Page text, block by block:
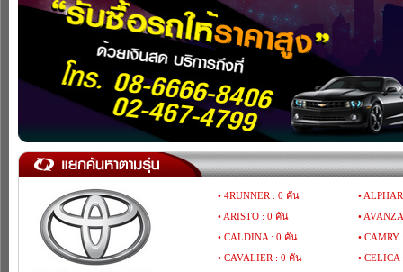
• 4RUNNER : 0 คัน
•
• ARISTO : 0 คัน
•
• CALDINA : 0 คัน
•
• CAVALIER : 0 คัน
•